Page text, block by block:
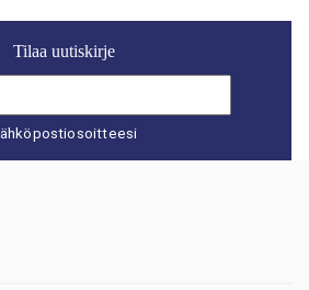
Tilaa uutiskirje